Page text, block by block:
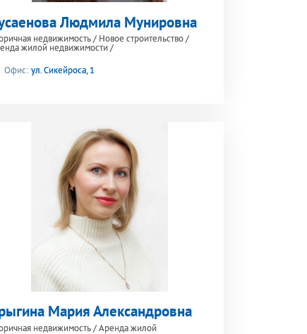
Людмила Мунировна
недвижимость/ Новое строительство/
жилой недвижимости/
Офис: ул. Сикейроса, 1
Мария Александровна
недвижимость/Аренда жилой